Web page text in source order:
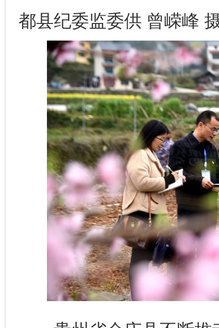
都县纪委监委供 曾嵘峰
完善运行机制助力责任有效落实 一纸欠
东山县通报“牛蛙产品抗生素超标问题”